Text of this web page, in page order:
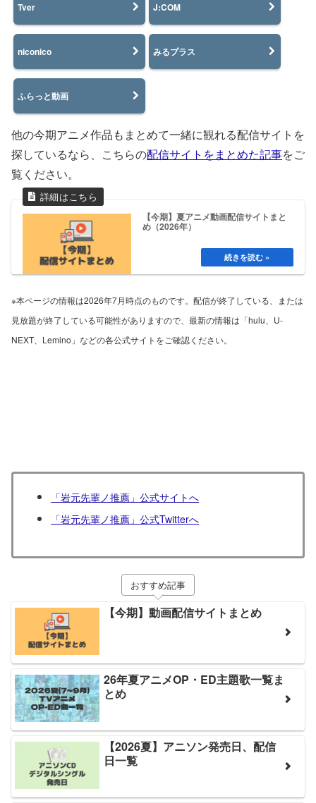
Tver J:COM
niconico みるプラス
ふらっと動画
他の今期アニメ作品もまとめて一緒に観れる配信サイトを
探しているなら、こちらの配信サイトをまとめた記事をご
覧ください。
【今期】夏アニメ動画配信サイトまと
め（2026年）
※本ページの情報は2026年7月時点のものです。配信が終了している、または
見放題が終了している可能性がありますので、最新の情報は「hulu、U-
NEXT、Lemino」などの各公式サイトをご確認ください。
「岩元先輩ノ推薦」公式サイトへ
「岩元先輩ノ推薦」公式Twitterへ
おすすめ記事
【今期】動画配信サイトまとめ
26年夏アニメOP・ED主題歌一覧ま
とめ
【2026夏】アニソン発売日、配信
日一覧